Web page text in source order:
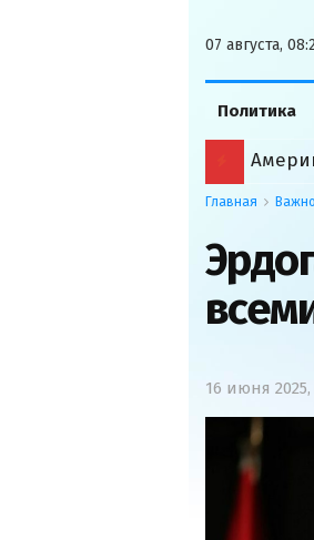
07 августа,
Политика
Главная Важно
16 июня 2025,